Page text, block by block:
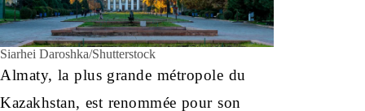
Siarhei Daroshka/Shutterstock
Almaty, la plus grande métropole du
Kazakhstan, est renommée pour son